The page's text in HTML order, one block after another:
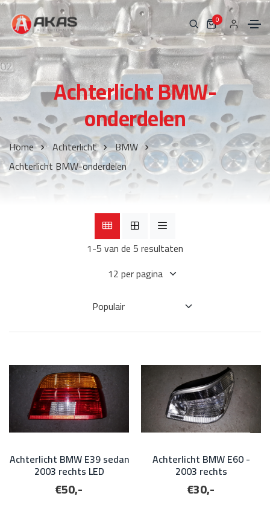
0
Achterlicht BMW-
onderdelen
Home Achterlicht
BMW
Achterlicht BMW-onderdelen
1-5 van de 5 resultaten
Achterlicht BMW E39 sedan
2003 rechts LED
€50,-
Achterlicht BMW E60 -
2003 rechts
€30,-